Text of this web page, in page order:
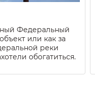
Федеральный
или как за
реки
обогатиться.